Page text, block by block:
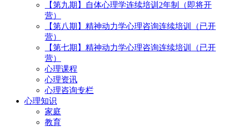
【第九期】自体心理学连续培训2年制（即将开
营）
【第八期】精神动力学心理咨询连续培训（已开
营）
【第七期】精神动力学心理咨询连续培训（已开
营）
心理课程
心理资讯
心理咨询专栏
心理知识
家庭
教育